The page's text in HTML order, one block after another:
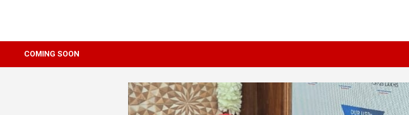
COMING SOON